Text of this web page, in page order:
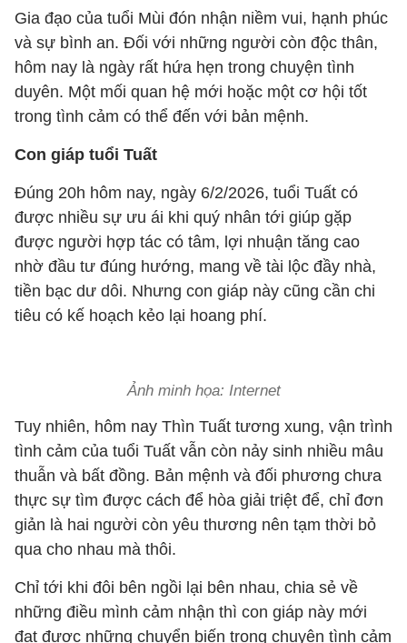
Gia đạo của tuổi Mùi đón nhận niềm vui, hạnh phúc
và sự bình an. Đối với những người còn độc thân,
hôm nay là ngày rất hứa hẹn trong chuyện tình
duyên. Một mối quan hệ mới hoặc một cơ hội tốt
trong tình cảm có thể đến với bản mệnh.
Con giáp tuổi Tuất
Đúng 20h hôm nay, ngày 6/2/2026, tuổi Tuất có
được nhiều sự ưu ái khi quý nhân tới giúp gặp
được người hợp tác có tâm, lợi nhuận tăng cao
nhờ đầu tư đúng hướng, mang về tài lộc đầy nhà,
tiền bạc dư dôi. Nhưng con giáp này cũng cần chi
tiêu có kế hoạch kẻo lại hoang phí.
Ảnh minh họa: Internet
Tuy nhiên, hôm nay Thìn Tuất tương xung, vận trình
tình cảm của tuổi Tuất vẫn còn nảy sinh nhiều mâu
thuẫn và bất đồng. Bản mệnh và đối phương chưa
thực sự tìm được cách để hòa giải triệt để, chỉ đơn
giản là hai người còn yêu thương nên tạm thời bỏ
qua cho nhau mà thôi.
Chỉ tới khi đôi bên ngồi lại bên nhau, chia sẻ về
những điều mình cảm nhận thì con giáp này mới
đạt được những chuyển biến trong chuyện tình cảm